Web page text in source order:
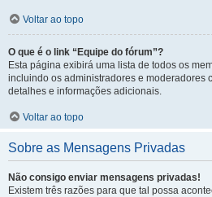
Voltar ao topo
O que é o link “Equipe do fórum”?
Esta página exibirá uma lista de todos os
incluindo os administradores e moderadores
detalhes e informações adicionais.
Voltar ao topo
Sobre as Mensagens Privadas
Não consigo enviar mensagens privadas!
Existem três razões para que tal possa